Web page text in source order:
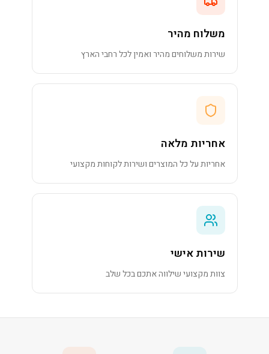
משלוח מהיר
שירות משלוחים מהיר ואמין לכל רחבי הארץ
אחריות מלאה
אחריות על כל המוצרים ושירות לקוחות מקצועי
שירות אישי
צוות מקצועי שילווה אתכם בכל שלב